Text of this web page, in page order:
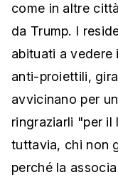
come in altre
da Trump. I
abituati a vedere
anti-proiettili,
avvicinano per
ringraziarli "per il
tuttavia, chi non
perché la